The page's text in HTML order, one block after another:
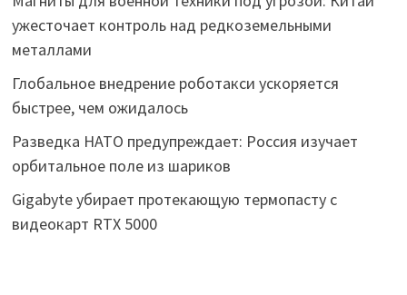
ужесточает контроль над редкоземельными
металлами
Глобальное внедрение роботакси ускоряется
быстрее, чем ожидалось
Разведка НАТО предупреждает: Россия изучает
орбитальное поле из шариков
Gigabyte убирает протекающую термопасту с
видеокарт RTX 5000